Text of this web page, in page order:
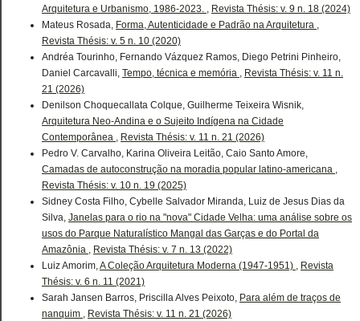
Arquitetura e Urbanismo, 1986-2023. , Revista Thésis: v. 9 n. 18 (2024)
Mateus Rosada, Forma, Autenticidade e Padrão na Arquitetura ,
Revista Thésis: v. 5 n. 10 (2020)
Andréa Tourinho, Fernando Vázquez Ramos, Diego Petrini Pinheiro,
Daniel Carcavalli, Tempo, técnica e memória , Revista Thésis: v. 11 n.
21 (2026)
Denilson Choquecallata Colque, Guilherme Teixeira Wisnik,
Arquitetura Neo-Andina e o Sujeito Indígena na Cidade
Contemporânea , Revista Thésis: v. 11 n. 21 (2026)
Pedro V. Carvalho, Karina Oliveira Leitão, Caio Santo Amore,
Camadas de autoconstrução na moradia popular latino-americana ,
Revista Thésis: v. 10 n. 19 (2025)
Sidney Costa Filho, Cybelle Salvador Miranda, Luiz de Jesus Dias da
Silva, Janelas para o rio na "nova" Cidade Velha: uma análise sobre os
usos do Parque Naturalístico Mangal das Garças e do Portal da
Amazônia , Revista Thésis: v. 7 n. 13 (2022)
Luiz Amorim,A Coleção Arquitetura Moderna (1947-1951) , Revista
Thésis: v. 6 n. 11 (2021)
Sarah Jansen Barros, Priscilla Alves Peixoto, Para além de traços de
nanquim , Revista Thésis: v. 11 n. 21 (2026)